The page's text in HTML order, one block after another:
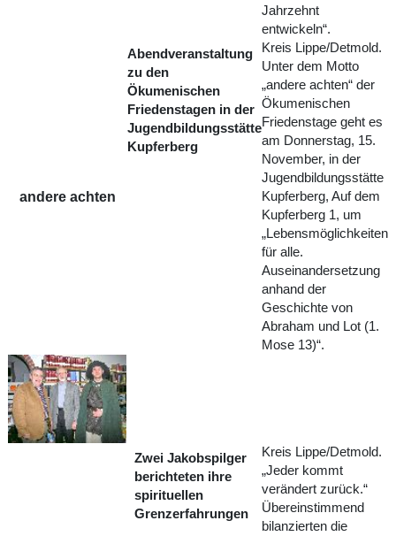
Jahrzehnt
entwickeln“.
andere achten
Abendveranstaltung
zu den
Ökumenischen
Friedenstagen in der
Jugendbildungsstätte
Kupferberg
Kreis Lippe/Detmold.
Unter dem Motto
„andere achten“ der
Ökumenischen
Friedenstage geht es
am Donnerstag, 15.
November, in der
Jugendbildungsstätte
Kupferberg, Auf dem
Kupferberg 1, um
„Lebensmöglichkeiten
für alle.
Auseinandersetzung
anhand der
Geschichte von
Abraham und Lot (1.
Mose 13)“.
Zwei Jakobspilger
berichteten ihre
spirituellen
Grenzerfahrungen
Kreis Lippe/Detmold.
„Jeder kommt
verändert zurück.“
Übereinstimmend
bilanzierten die